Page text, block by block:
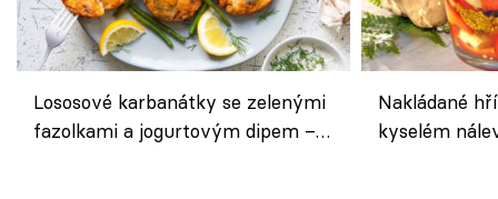
Lososové karbanátky se zelenými
fazolkami a jogurtovým dipem –
Nakládané
kyselém